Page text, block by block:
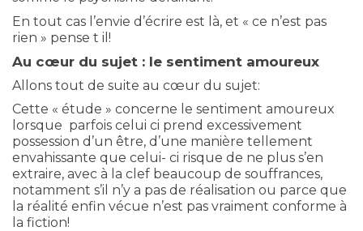
En tout cas l’envie d’écrire est là, et « ce n’est pas
rien » pense t il!
Au cœur du sujet : le sentiment amoureux
Allons tout de suite au cœur du sujet:
Cette « étude » concerne le sentiment amoureux
lorsque parfois celui ci prend excessivement
possession d’un être, d’une manière tellement
envahissante que celui- ci risque de ne plus s’en
extraire, avec à la clef beaucoup de souffrances,
notamment s’il n’y a pas de réalisation ou parce que
la réalité enfin vécue n’est pas vraiment conforme à
la fiction!